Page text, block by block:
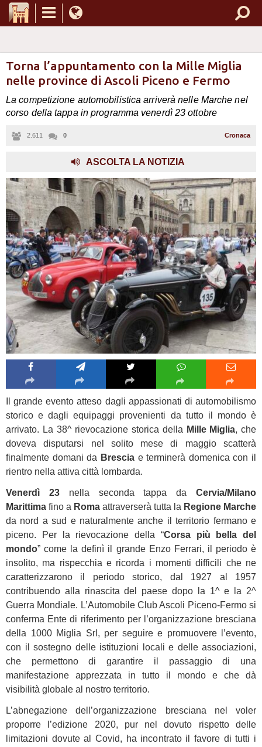
Torna l’appuntamento con la Mille Miglia
nelle province di Ascoli Piceno e Fermo
La competizione automobilistica arriverà nelle Marche nel
corso della tappa in programma venerdì 23 ottobre
2.611 0 Cronaca
ASCOLTA LA NOTIZIA
Il grande evento atteso dagli appassionati di automobilismo
storico e dagli equipaggi provenienti da tutto il mondo è
arrivato. La 38^ rievocazione storica della Mille Miglia, che
doveva disputarsi nel solito mese di maggio scatterà
finalmente domani da Bresciae terminerà domenica con il
rientro nella attiva città lombarda.
Venerdì 23nella seconda tappa daCervia/Milano
Marittima fino a Roma attraverserà tutta la Regione Marche
da nord a sud e naturalmente anche il territorio fermano e
piceno. Per la rievocazione della “Corsa più bella del
mondo” come la definì il grande Enzo Ferrari, il periodo è
insolito, ma rispecchia e ricorda i momenti difficili che ne
caratterizzarono il periodo storico, dal 1927 al 1957
contribuendo alla rinascita del paese dopo la 1^ e la 2^
Guerra Mondiale. L’Automobile Club Ascoli Piceno-Fermo si
conferma Ente di riferimento per l’organizzazione bresciana
della 1000 Miglia Srl, per seguire e promuovere l’evento,
con il sostegno delle istituzioni locali e delle associazioni,
che permettono di garantire il passaggio di una
manifestazione apprezzata in tutto il mondo e che dà
visibilità globale al nostro territorio.
L’abnegazione dell’organizzazione bresciana nel voler
proporre l’edizione 2020, pur nel dovuto rispetto delle
limitazioni dovute al Covid, ha incontrato il favore di tutti i